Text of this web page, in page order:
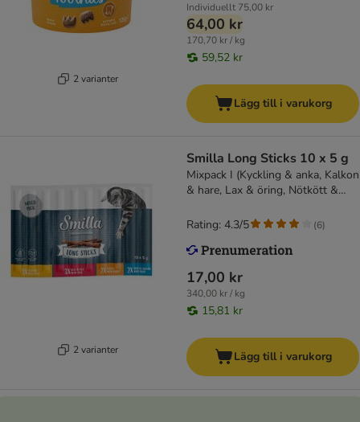
2 varianter
Individuellt 75,00 kr
64,00 kr
170,70 kr / kg
59,52 kr
Lägg till i varukorg
2 varianter
Smilla Long Sticks 10 x 5 g
Mixpack I (Kyckling & anka, Kalkon
& hare, Lax & öring, Nötkött &
17,00 kr
340,00 kr / kg
15,81 kr
Rating: 4.3/5 (6)
Lägg till i varukorg